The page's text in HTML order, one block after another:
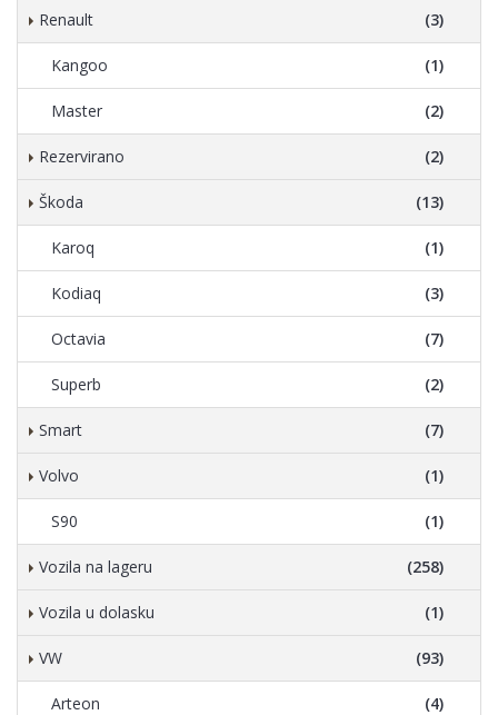
Renault (3)
Kangoo (1)
Master (2)
Rezervirano (2)
Škoda (13)
Karoq (1)
Kodiaq (3)
Octavia (7)
Superb (2)
Smart (7)
Volvo (1)
S90 (1)
Vozila na lageru (258)
Vozila u dolasku (1)
VW (93)
Arteon (4)